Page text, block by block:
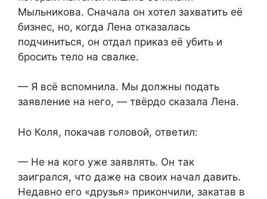
Мыльникова. Сначала он хотел захватить её
бизнес, но, когда Лена отказалась
подчиниться, он отдал приказ её убить и
бросить тело на свалке.
— Я всё вспомнила. Мы должны подать
заявление на него, — твёрдо сказала Лена.
Но Коля, покачав головой, ответил:
— Не на кого уже заявлять. Он так
заигрался, что даже на своих начал давить.
Недавно его «друзья» прикончили, закатав в